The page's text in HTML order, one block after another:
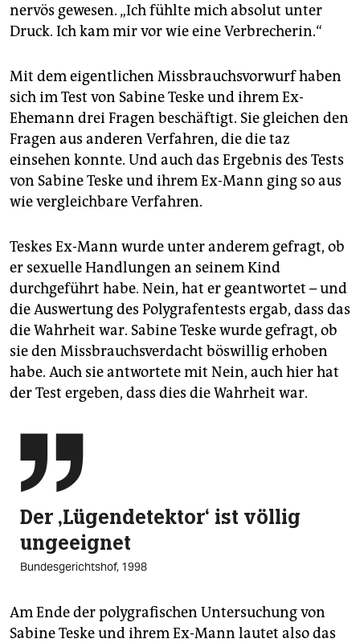
nervös gewesen. „Ich fühlte mich absolut unter
Druck. Ich kam mir vor wie eine Verbrecherin.“
Mit dem eigentlichen Missbrauchsvorwurf haben
sich im Test von Sabine Teske und ihrem Ex-
Ehemann drei Fragen beschäftigt. Sie gleichen den
Fragen aus anderen Verfahren, die die taz
einsehen konnte. Und auch das Ergebnis des Tests
von Sabine Teske und ihrem Ex-Mann ging so aus
wie vergleichbare Verfahren.
Teskes Ex-Mann wurde unter anderem gefragt, ob
er sexuelle Handlungen an seinem Kind
durchgeführt habe. Nein, hat er geantwortet – und
die Auswertung des Polygrafentests ergab, dass das
die Wahrheit war. Sabine Teske wurde gefragt, ob
sie den Missbrauchsverdacht böswillig erhoben
habe. Auch sie antwortete mit Nein, auch hier hat
der Test ergeben, dass dies die Wahrheit war.

Der ‚Lügen­detektor‘ ist völlig
unge­eignet
Bundesgerichtshof, 1998
Am Ende der polygrafischen Untersuchung von
Sabine Teske und ihrem Ex-Mann lautet also das